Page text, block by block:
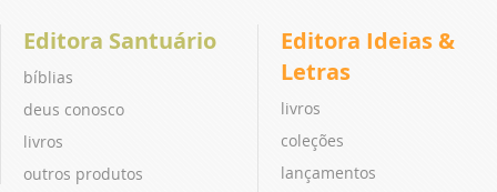
Editora Santuário
bíblias
deus conosco
livros
outros produtos
Editora Ideias &
Letras
livros
coleções
lançamentos